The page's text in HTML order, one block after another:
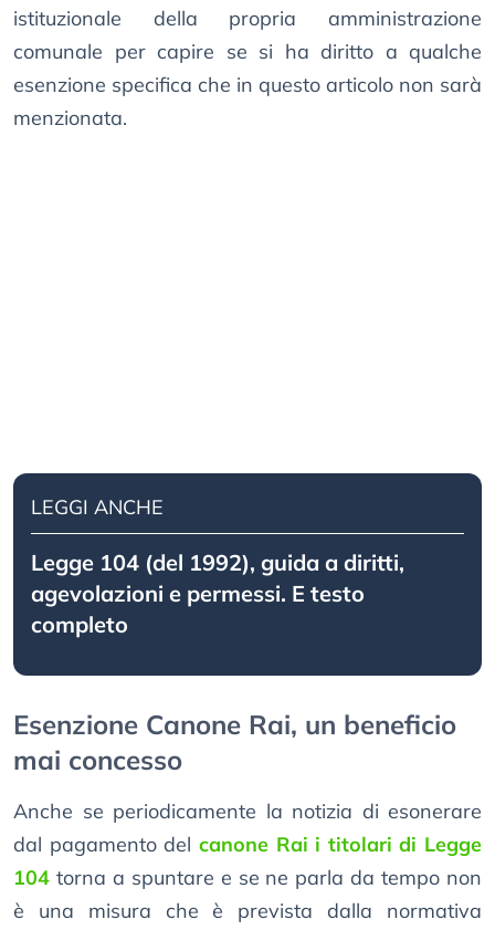
istituzionale della propria amministrazione
comunale per capire se si ha diritto a qualche
esenzione specifica che in questo articolo non sarà
menzionata.
LEGGI ANCHE
Legge 104 (del 1992), guida a diritti,
agevolazioni e permessi. E testo
completo
Esenzione Canone Rai, un beneficio
mai concesso
Anche se periodicamente la notizia di esonerare
dal pagamento del canone Rai i titolari di Legge
104 torna a spuntare e se ne parla da tempo non
è una misura che è prevista dalla normativa